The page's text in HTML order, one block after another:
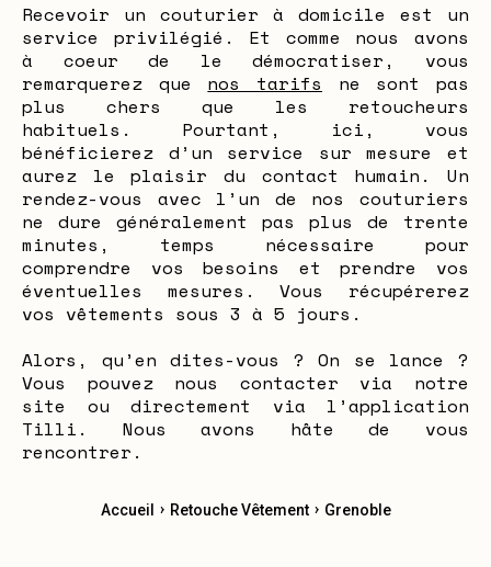
Recevoir un couturier à domicile est un
service privilégié. Et comme nous avons
à coeur de le démocratiser, vous
remarquerez que nos tarifs ne sont pas
plus chers que les retoucheurs
habituels. Pourtant, ici, vous
bénéficierez d’un service sur mesure et
aurez le plaisir du contact humain. Un
rendez-vous avec l’un de nos couturiers
ne dure généralement pas plus de trente
minutes, temps nécessaire pour
comprendre vos besoins et prendre vos
éventuelles mesures. Vous récupérerez
vos vêtements sous 3 à 5 jours.
Alors, qu’en dites-vous ? On se lance ?
Vous pouvez nous contacter via notre
site ou directement via l’application
Tilli. Nous avons hâte de vous
rencontrer.
Accueil › Retouche Vêtement › Grenoble